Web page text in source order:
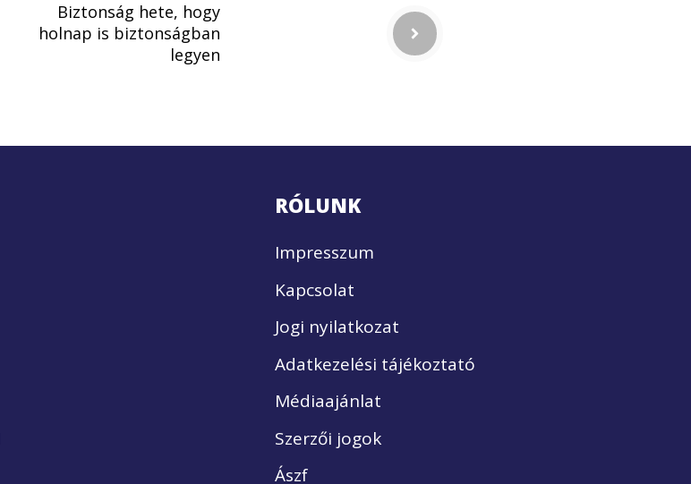
Biztonság hete, hogy
holnap is biztonságban
legyen
RÓLUNK
Impresszum
Kapcsolat
Jogi nyilatkozat
Adatkezelési tájékoztató
Médiaajánlat
Szerzői jogok
Ászf